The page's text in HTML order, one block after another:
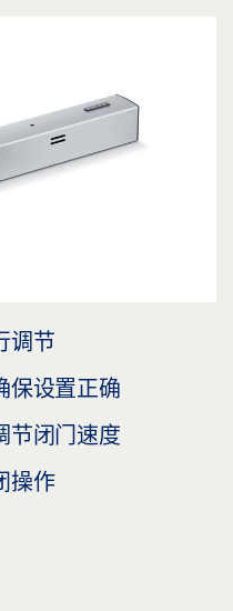
调节
保设置正确
节闭门速度
操作